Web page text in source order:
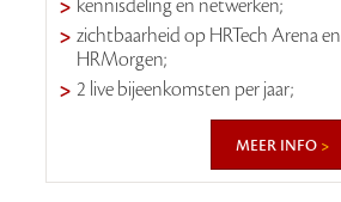
kennisdeling en netwerken;
zichtbaarheid op HRTech Arena en
HRMorgen;
2 live bijeenkomsten per jaar;
meer info